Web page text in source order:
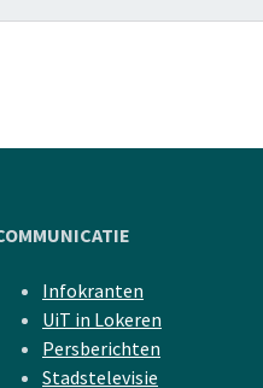
Infokranten
UiT in Lokeren
Persberichten
Stadstelevisie